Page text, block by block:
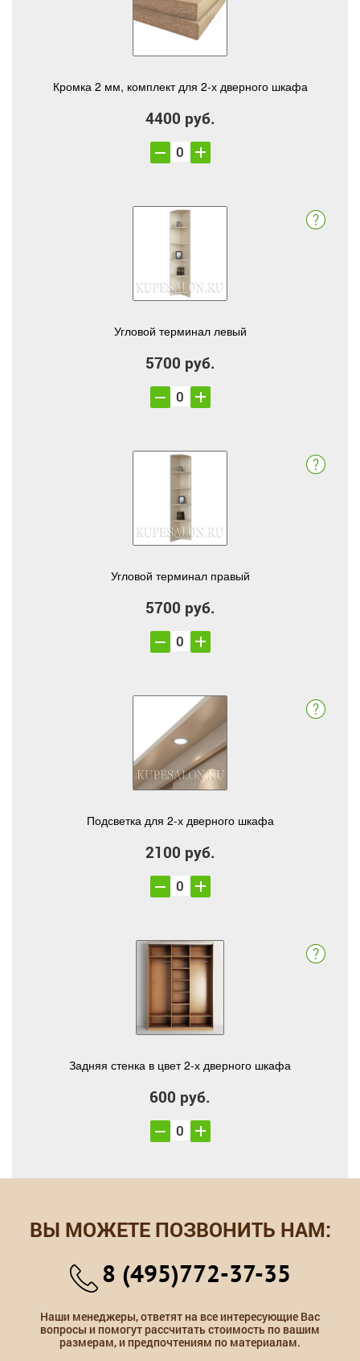
Кромка 2 мм, комплект для 2-х дверного шкафа
4400 руб.
Угловой терминал левый
5700 руб.
Угловой терминал правый
5700 руб.
Подсветка для 2-х дверного шкафа
2100 руб.
Задняя стенка в цвет 2-х дверного шкафа
600 руб.
ВЫ МОЖЕТЕ ПОЗВОНИТЬ НАМ:
8 (495)772-37-35
Наши менеджеры, ответят на все интересующие Вас
вопросы и помогут рассчитать стоимость по вашим
размерам, и предпочтениям по материалам.